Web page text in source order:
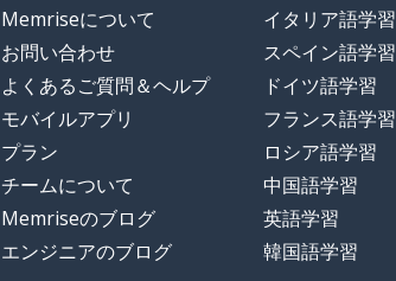
Memriseについて
お問い合わせ
よくあるご質問＆ヘルプ
モバイルアプリ
プラン
チームについて
Memriseのブログ
エンジニアのブログ
イタリア語学習
スペイン語学習
ドイツ語学習
フランス語学習
ロシア語学習
中国語学習
英語学習
韓国語学習